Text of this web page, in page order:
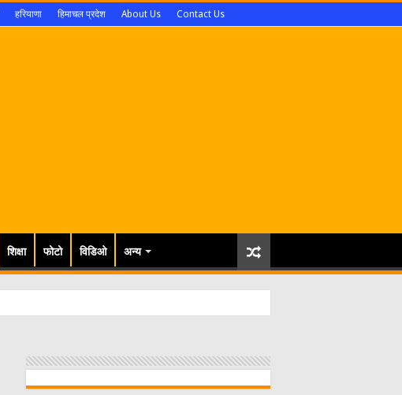
हरियाणा हिमाचल प्रदेश About Us Contact Us
शिक्षा फोटो विडिओ अन्य